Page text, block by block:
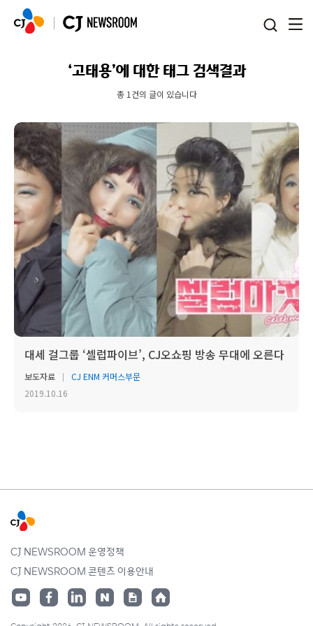
‘고태용’에 대한 태그 검색결과
총 1건의 글이 있습니다
대세 걸그룹 ‘셀럽파이브’, CJ오쇼핑 방송 무대에 오른다
보도자료
CJ ENM 커머스부문
2019.10.16
CJ NEWSROOM 운영정책
CJ NEWSROOM 콘텐츠 이용안내